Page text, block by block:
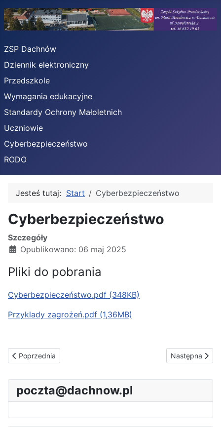
ZSP Dachnów
Dziennik elektroniczny
Przedszkole
Wymagania edukacyjne
Standardy Ochrony Małoletnich
Uczniowie
Cyberbezpieczeństwo
RODO
Jesteś tutaj: Start Cyberbezpieczeństwo
Cyberbezpieczeństwo
Szczegóły
Opublikowano: 06 maj 2025
Pliki do pobrania
Cyberbezpieczeństwo.pdf (348KB)
Przyklady zagrożeń.pdf (1,36MB)
Poprzednia strona: AE:PL-79473-12446-GUJGA-23
Poprzednia Następna
Następna
poczta@dachnow.pl